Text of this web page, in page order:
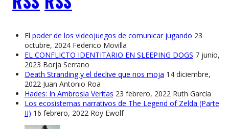
El poder de los videojuegos de comunicar jugando 23
octubre, 2024 Federico Movilla
EL CONFLICTO IDENTITARIO EN SLEEPING DOGS 7 junio,
2023 Borja Serrano
Death Stranding y el declive que nos moja 14 diciembre,
2022 Juan Antonio Roa
Hades: In Ambrosia Veritas 23 febrero, 2022 Ruth García
Los ecosistemas narrativos de The Legend of Zelda (Parte
II) 16 febrero, 2022 Roy Ewolf